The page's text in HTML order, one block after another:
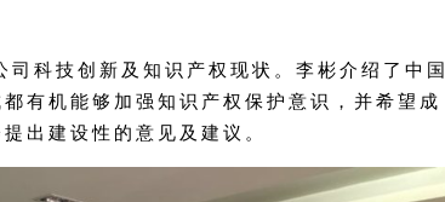
科技创新及知识产权现状。李彬介绍了中国
有机能够加强知识产权保护意识，并希望成
出建设性的意见及建议。